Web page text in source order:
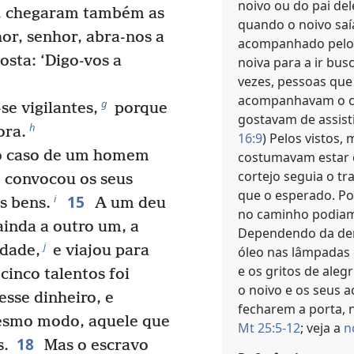
também as
senhor, abra-nos a
‘Digo-vos a
vigilantes, g porque
h
de um homem
os seus
bens. i 15
A um deu
a outro um, a
j e viajou para
talentos foi
dinheiro, e
modo, aquele que
18 Mas o escravo
noivo ou do pai
quando o noivo
acompanhado
noiva para a ir
vezes, pessoas
acompanhavam o
gostavam de
16:9) Pelos vistos,
costumavam
cortejo seguia o
que o esperado.
no caminho
Dependendo da
óleo nas
e os gritos de
o noivo e os seus
fecharem a porta,
Mt 25:5-12; veja a